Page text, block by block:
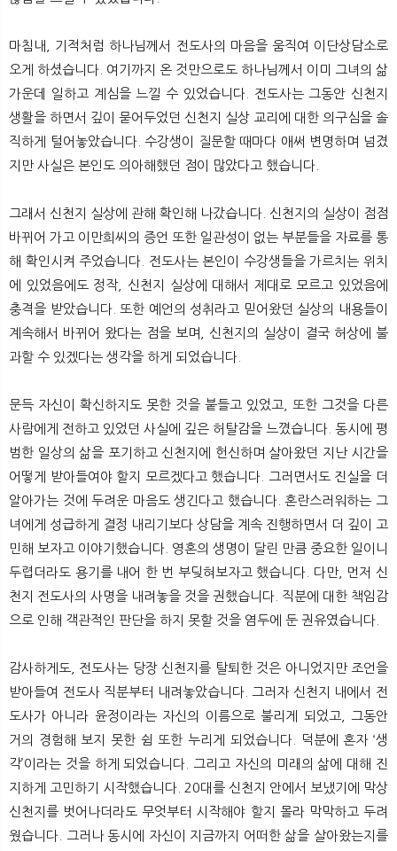
마침내, 기적처럼 하나님께서 전도사의 마음을 움직여 이단상담소로
오게 하셨습니다. 여기까지 온 것만으로도 하나님께서 이미 그녀의 삶
가운데 일하고 계심을 느낄 수 있었습니다. 전도사는 그동안 신천지
생활을 하면서 깊이 묻어두었던 신천지 실상 교리에 대한 의구심을 솔
직하게 털어놓았습니다. 수강생이 질문할 때마다 애써 변명하며 넘겼
지만 사실은 본인도 의아해했던 점이 많았다고 했습니다.
그래서 신천지 실상에 관해 확인해 나갔습니다. 신천지의 실상이 점점
바뀌어 가고 이만희씨의 증언 또한 일관성이 없는 부분들을 자료를 통
해 확인시켜 주었습니다. 전도사는 본인이 수강생들을 가르치는 위치
에 있었음에도 정작, 신천지 실상에 대해서 제대로 모르고 있었음에
충격을 받았습니다. 또한 예언의 성취라고 믿어왔던 실상의 내용들이
계속해서 바뀌어 왔다는 점을 보며, 신천지의 실상이 결국 허상에 불
과할 수 있겠다는 생각을 하게 되었습니다.
문득 자신이 확신하지도 못한 것을 붙들고 있었고, 또한 그것을 다른
사람에게 전하고 있었던 사실에 깊은 허탈감을 느꼈습니다. 동시에 평
범한 일상의 삶을 포기하고 신천지에 헌신하며 살아왔던 지난 시간을
어떻게 받아들여야 할지 모르겠다고 했습니다. 그러면서도 진실을 더
알아가는 것에 두려운 마음도 생긴다고 했습니다. 혼란스러워하는 그
녀에게 성급하게 결정 내리기보다 상담을 계속 진행하면서 더 깊이 고
민해 보자고 이야기했습니다. 영혼의 생명이 달린 만큼 중요한 일이니
두렵더라도 용기를 내어 한 번 부딪혀보자고 했습니다. 다만, 먼저 신
천지 전도사의 사명을 내려놓을 것을 권했습니다. 직분에 대한 책임감
으로 인해 객관적인 판단을 하지 못할 것을 염두에 둔 권유였습니다.
감사하게도, 전도사는 당장 신천지를 탈퇴한 것은 아니었지만 조언을
받아들여 전도사 직분부터 내려놓았습니다. 그러자 신천지 내에서 전
도사가 아니라 윤정이라는 자신의 이름으로 불리게 되었고, 그동안
거의 경험해 보지 못한 쉼 또한 누리게 되었습니다. 덕분에 혼자 ‘생
각’이라는 것을 하게 되었습니다. 그리고 자신의 미래의 삶에 대해 진
지하게 고민하기 시작했습니다. 20대를 신천지 안에서 보냈기에 막상
신천지를 벗어나더라도 무엇부터 시작해야 할지 몰라 막막하고 두려
웠습니다. 그러나 동시에 자신이 지금까지 어떠한 삶을 살아왔는지를